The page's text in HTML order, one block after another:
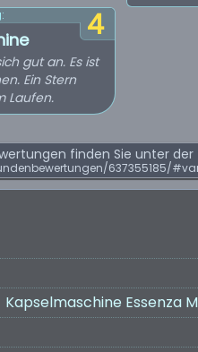
4
gut an. Es ist
Ein Stern
Laufen.
finden Sie unter der
637355185/
Kapselmaschine Essenza